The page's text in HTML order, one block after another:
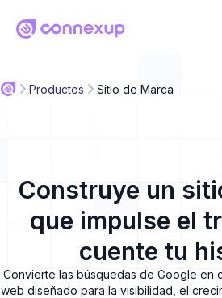
Precios
Iniciar sesión
Productos Sitio de Marca
Construye un
que impulse el
cuente tu
Convierte las búsquedas de Google en
web diseñado para la visibilidad, el